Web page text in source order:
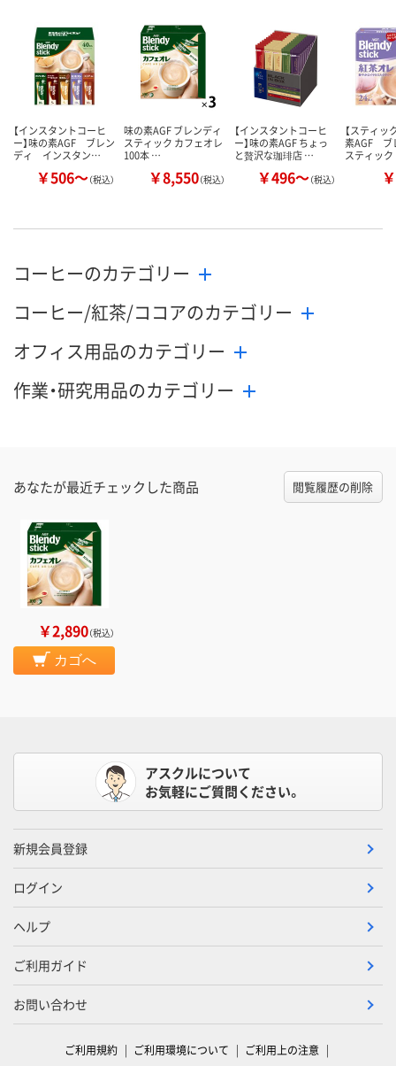
【インスタントコーヒ
ー】味の素AGF ブレン
ディ インスタン…
￥506～（税込）
味の素AGF ブレンディ
スティック カフェオレ
100本 …
￥8,550（税込）
【インスタントコーヒ
ー】味の素AGF ちょっ
と贅沢な珈琲店 …
￥496～（税込）
【スティッ
素AGF
スティッ
コーヒーのカテゴリー
コーヒー/紅茶/ココアのカテゴリー
オフィス用品のカテゴリー
作業・研究用品のカテゴリー
あなたが最近チェックした商品 閲覧履歴の削除
￥2,890（税込）
カゴへ
アスクルについて
お気軽にご質問ください。
新規会員登録
ログイン
ヘルプ
ご利用ガイド
お問い合わせ
ご利用規約 ご利用環境について ご利用上の注意